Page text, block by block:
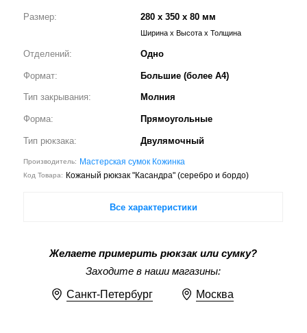
Размер: 280 x 350 x 80 мм
Ширина x Высота x Толщина
Отделений: Одно
Формат: Большие (более А4)
Тип закрывания: Молния
Форма: Прямоугольные
Тип рюкзака: Двулямочный
Производитель: Мастерская сумок Кожинка
Код Товара: Кожаный рюкзак "Касандра" (серебро и бордо)
Все характеристики
Желаете примерить рюкзак или сумку?
Заходите в наши магазины:
Санкт-Петербург Москва